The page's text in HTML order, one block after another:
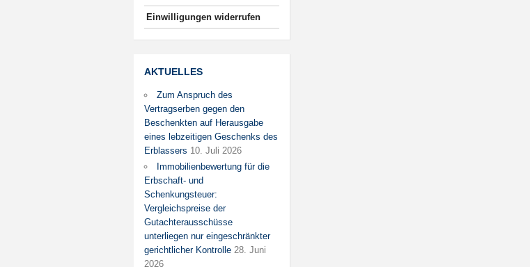
Einwilligungen widerrufen
AKTUELLES
Zum Anspruch des
Vertragserben gegen den
Beschenkten auf Herausgabe
eines lebzeitigen Geschenks des
Erblassers 10. Juli 2026
Immobilienbewertung für die
Erbschaft- und
Schenkungsteuer:
Vergleichspreise der
Gutachterausschüsse
unterliegen nur eingeschränkter
gerichtlicher Kontrolle 28. Juni
2026